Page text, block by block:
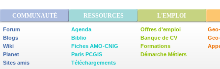
COMMUNAUTÉ RESSOURCES L'EMPLOI
Forum
Blogs
Wiki
Planet
Sites amis
Agenda
Biblio
Fiches AMO-CNIG
Paris PCGIS
Téléchargements
Offres d'emploi
Banque de CV
Formations
Démarche Métiers